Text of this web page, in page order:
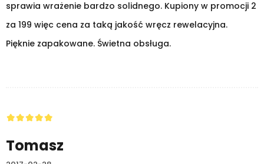
sprawia wrażenie bardzo solidnego. Kupiony w promocji 2
za 199 więc cena za taką jakość wręcz rewelacyjna.
Pięknie zapakowane. Świetna obsługa.
Tomasz